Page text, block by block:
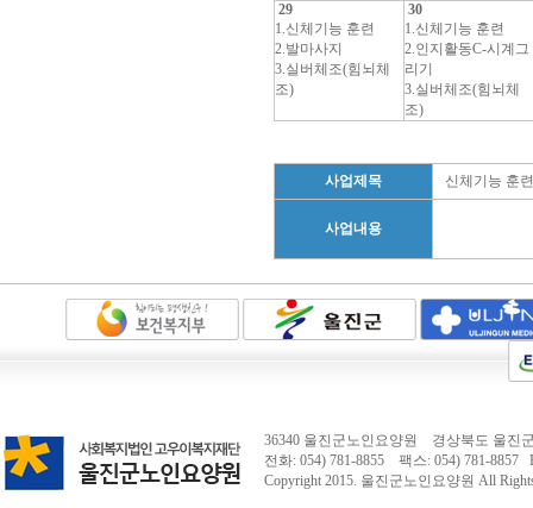
29
1.신체기능 훈련
2.발마사지
3.실버체조(힘뇌체
조)
30
1.신체기능 훈련
2.인지활동C-시계그
리기
3.실버체조(힘뇌체
조)
사업제목 신체기능 훈련
사업내용
36340 울진군노인요양원 경상북도 울진
전화: 054) 781-8855 팩스: 054) 781-8857
Copyright 2015. 울진군노인요양원 All